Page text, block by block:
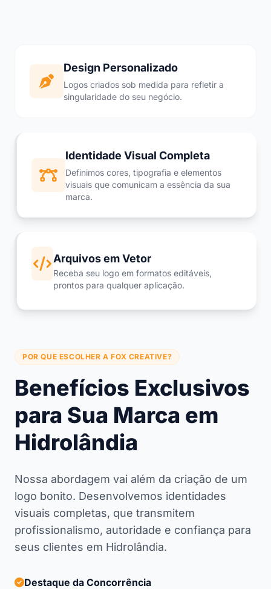
Design Personalizado
Logos criados sob medida para refletir a
singularidade do seu negócio.
Identidade Visual Completa
Definimos cores, tipografia e elementos
visuais que comunicam a essência da sua
marca.
Arquivos em Vetor
Receba seu logo em formatos editáveis,
prontos para qualquer aplicação.
POR QUE ESCOLHER A FOX CREATIVE?
Benefícios Exclusivos
para Sua Marca em
Hidrolândia
Nossa abordagem vai além da criação de um
logo bonito. Desenvolvemos identidades
visuais completas, que transmitem
profissionalismo, autoridade e confiança para
seus clientes em Hidrolândia.
Destaque da Concorrência